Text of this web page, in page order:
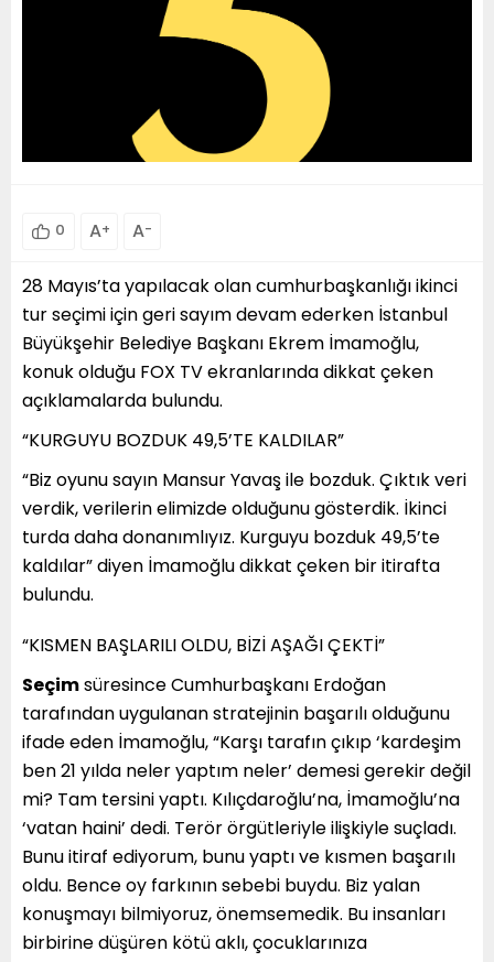
0 A+ A-
28 Mayıs’ta yapılacak olan cumhurbaşkanlığı ikinci
tur seçimi için geri sayım devam ederken İstanbul
Büyükşehir Belediye Başkanı Ekrem İmamoğlu,
konuk olduğu FOX TV ekranlarında dikkat çeken
açıklamalarda bulundu.
“KURGUYU BOZDUK 49,5’TE KALDILAR”
“Biz oyunu sayın Mansur Yavaş ile bozduk. Çıktık veri
verdik, verilerin elimizde olduğunu gösterdik. İkinci
turda daha donanımlıyız. Kurguyu bozduk 49,5’te
kaldılar” diyen İmamoğlu dikkat çeken bir itirafta
bulundu.
“KISMEN BAŞLARILI OLDU, BİZİ AŞAĞI ÇEKTİ”
Seçim süresince Cumhurbaşkanı Erdoğan
tarafından uygulanan stratejinin başarılı olduğunu
ifade eden İmamoğlu, “Karşı tarafın çıkıp ‘kardeşim
ben 21 yılda neler yaptım neler’ demesi gerekir değil
mi? Tam tersini yaptı. Kılıçdaroğlu’na, İmamoğlu’na
‘vatan haini’ dedi. Terör örgütleriyle ilişkiyle suçladı.
Bunu itiraf ediyorum, bunu yaptı ve kısmen başarılı
oldu. Bence oy farkının sebebi buydu. Biz yalan
konuşmayı bilmiyoruz, önemsemedik. Bu insanları
birbirine düşüren kötü aklı, çocuklarınıza